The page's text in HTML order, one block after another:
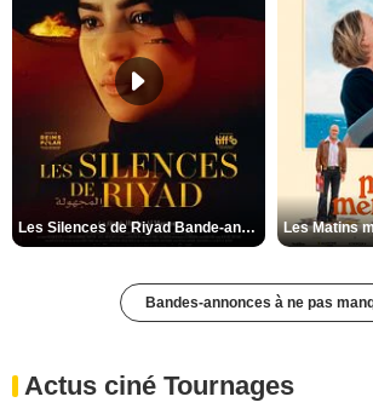
Les Silences de Riyad Bande-annonce VO STFR
Bandes-annonces à ne pas
Actus ciné Tournages